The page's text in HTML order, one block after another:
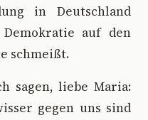
in Deutschland
auf den
schmeißt.
sagen, liebe Maria:
gegen uns sind